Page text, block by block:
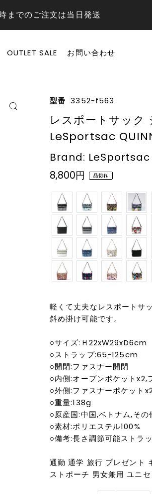
までのご注文は当日発送
OUTLET SALE お問い合わせ
型番 3352-f563
レスポートサック
LeSportsac
Brand: LeSportsac
8,800円 品切れ
軽くて丈夫なレスポートサ
斜め掛け可能です。
○サイズ:Ｈ22xW29xD6cm
○ストラップ:65-125cm
○開閉:ファスナー開閉
○内側:オープンポケットx2,
○外側:ファスナーポケット
○重量:138g
○原産国:中国,ベトナム,その
○素材:ポリエステル100%
○備考:長さ調節可能ストラ
通勤 通学 旅行 プレゼント
ストポーチ 男女兼用 ユニ